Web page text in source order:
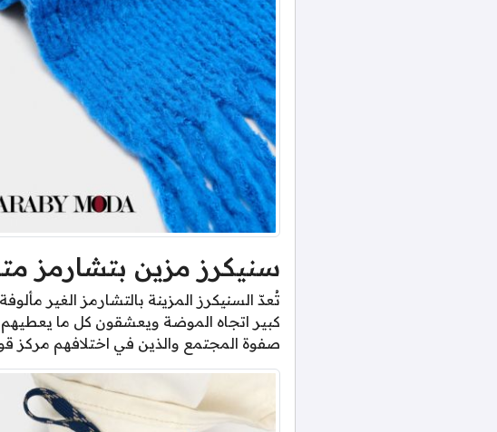
سنيكرز مزين بتشارمز
كبير اتجاه الموضة ويعشقون كل ما
صفوة المجتمع والذين في اختلافهم مركز